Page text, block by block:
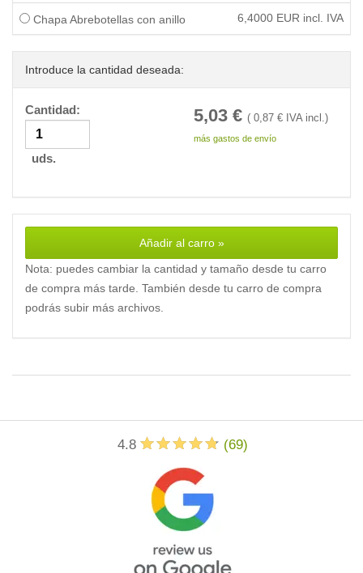
Chapa Abrebotellas con anillo 6,4000 EUR incl. IVA
Introduce la cantidad deseada:
Cantidad:
uds.
5,03 € ( 0,87 € IVA incl.)
más gastos de envío
Añadir al carro »
Nota: puedes cambiar la cantidad y tamaño desde tu carro
de compra más tarde. También desde tu carro de compra
podrás subir más archivos.
4.8 (69)